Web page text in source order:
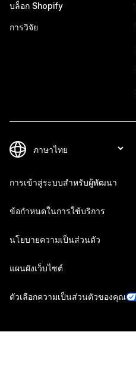
บล็อก Shopify
การวิจัย
การเข้าสู่ระบบสำหรับผู้พัฒนา
ข้อกำหนดในการใช้บริการ
นโยบายความเป็นส่วนตัว
แผนผังเว็บไซต์
ตัวเลือกความเป็นส่วนตัวของคุณ